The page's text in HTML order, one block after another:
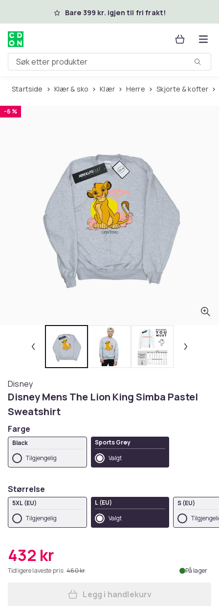
Hopp til hovedinnholdBare 399 kr. igjen til fri frakt!
Søk etter produkter
Startside Klær & sko Klær Herre Skjorte & kofter
-6 %
Disney
Disney Mens The Lion King Simba Pastel
Sweatshirt
Farge
Black
Tilgjengelig
Sports Grey
Valgt
Størrelse
5XL (EU)
Tilgjengelig
L (EU)
Valgt
S (EU)
432 kr
Tidligere laveste pris: 460 kr På lager
Legg Disney Mens The
Legg i handlekurv